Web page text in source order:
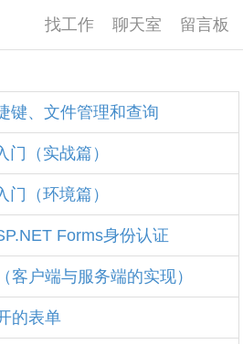
找工作 聊天室 留言板
键、文件管理和查询
门（实战篇）
门（环境篇）
Forms身份认证
客户端与服务端的实现）
的表单